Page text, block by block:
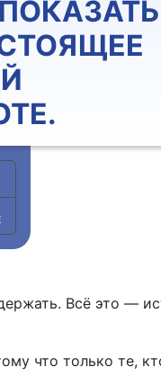
Всё это —
что только те,